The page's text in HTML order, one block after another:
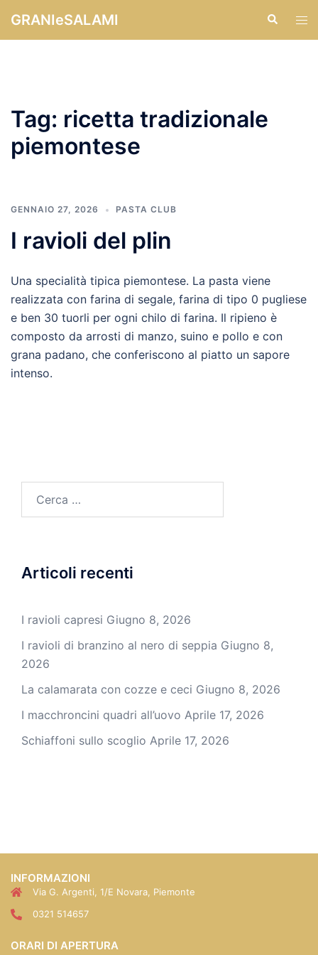
GRANIeSALAMI Cerca
Tag: ricetta tradizionale
piemontese
GENNAIO 27, 2026 PASTA CLUB
I ravioli del plin
Una specialità tipica piemontese. La pasta viene
realizzata con farina di segale, farina di tipo 0 pugliese
e ben 30 tuorli per ogni chilo di farina. Il ripieno è
composto da arrosti di manzo, suino e pollo e con
grana padano, che conferiscono al piatto un sapore
intenso.
Articoli recenti
I ravioli capresi Giugno 8, 2026
I ravioli di branzino al nero di seppia Giugno 8,
2026
La calamarata con cozze e ceci Giugno 8, 2026
I macchroncini quadri all’uovo Aprile 17, 2026
Schiaffoni sullo scoglio Aprile 17, 2026
INFORMAZIONI
Via G. Argenti, 1/E Novara, Piemonte
0321 514657
ORARI DI APERTURA